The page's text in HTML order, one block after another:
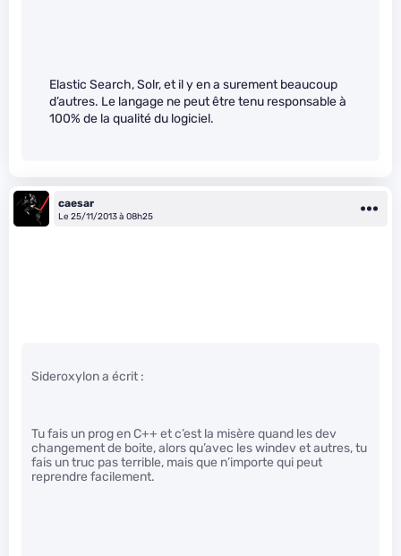
Elastic Search, Solr, et il y en a surement beaucoup
d’autres. Le langage ne peut être tenu responsable à
100% de la qualité du logiciel.
caesar
Le 25/11/2013 à 08h25
Sideroxylon a écrit :
Tu fais un prog en C++ et c’est la misère quand les dev
changement de boite, alors qu’avec les windev et autres, tu
fais un truc pas terrible, mais que n’importe qui peut
reprendre facilement.